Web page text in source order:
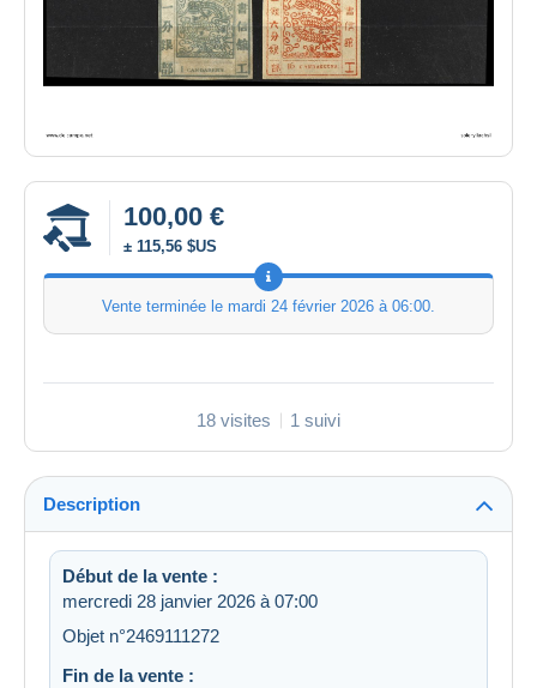
100,00 €
± 115,56 $US
Vente terminée le mardi 24 février 2026 à 06:00.
18 visites 1 suivi
Description
Début de la vente :
mercredi 28 janvier 2026 à 07:00
Objet n°2469111272
Fin de la vente :